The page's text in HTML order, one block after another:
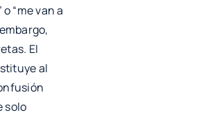
“me van a
El
al
solo